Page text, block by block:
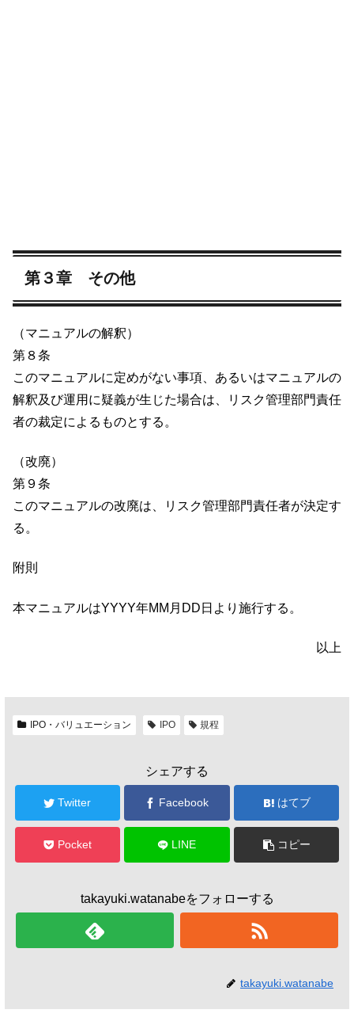
第３章 その他
（マニュアルの解釈）
第８条
このマニュアルに定めがない事項、あるいはマニュアルの
解釈及び運用に疑義が生じた場合は、リスク管理部門責任
者の裁定によるものとする。
（改廃）
第９条
このマニュアルの改廃は、リスク管理部門責任者が決定す
る。
附則
本マニュアルはYYYY年MM月DD日より施行する。
以上
IPO・バリュエーション IPO 規程
シェアする
Twitter Facebook はてブ
Pocket LINE コピー
takayuki.watanabeをフォローする
takayuki.watanabe